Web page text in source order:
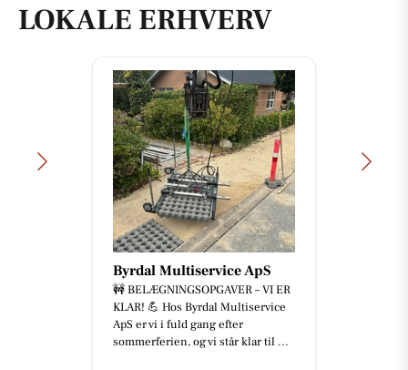
LOKALE ERHVERV
Byrdal Multiservice ApS
🚧 BELÆGNINGSOPGAVER – VI ER
KLAR! 💪 Hos Byrdal Multiservice
ApS er vi i fuld gang efter
sommerferien, og vi står klar til ...